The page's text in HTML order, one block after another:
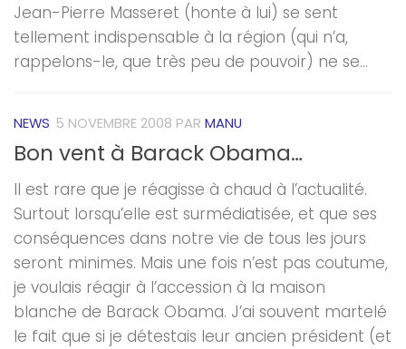
Jean-Pierre Masseret (honte à lui) se sent
tellement indispensable à la région (qui n’a,
rappelons-le, que très peu de pouvoir) ne se...
NEWS 5 NOVEMBRE 2008 PAR MANU
Bon vent à Barack Obama…
Il est rare que je réagisse à chaud à l’actualité.
Surtout lorsqu’elle est surmédiatisée, et que ses
conséquences dans notre vie de tous les jours
seront minimes. Mais une fois n’est pas coutume,
je voulais réagir à l’accession à la maison
blanche de Barack Obama. J’ai souvent martelé
le fait que si je détestais leur ancien président (et